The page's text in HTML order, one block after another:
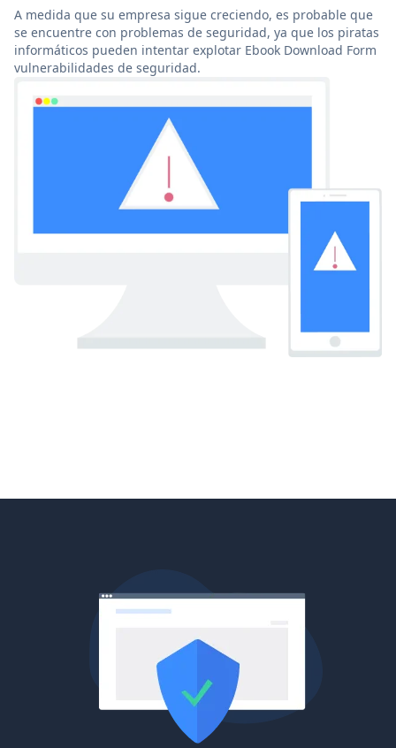
A medida que su empresa sigue creciendo, es probable que
se encuentre con problemas de seguridad, ya que los piratas
informáticos pueden intentar explotar Ebook Download Form
vulnerabilidades de seguridad.